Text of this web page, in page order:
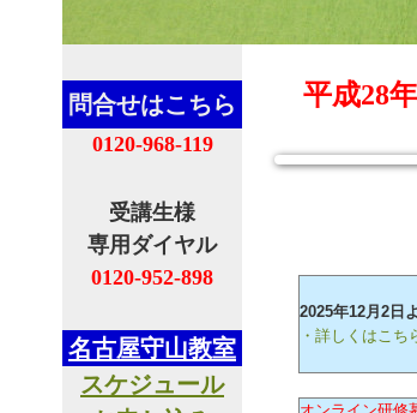
平成28
2025年12月2日
・詳しくはこち
問合せはこちら
0120-968-119
受講生様
専用ダイヤル
0120-952-898
名古屋守山教室
スケジュール